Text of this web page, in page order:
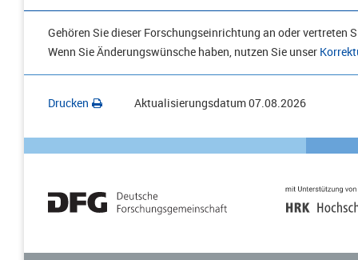
Gehören Sie dieser Forschungseinrichtung an oder vertreten
Wenn Sie Änderungswünsche haben, nutzen Sie unser
Drucken Aktualisierungsdatum07.08.2026